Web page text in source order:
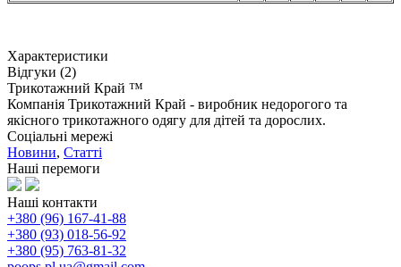
Характеристики
Відгуки (2)
Трикотажний Край ™
Компанія Трикотажний Край - виробник недорогого та
якісного трикотажного одягу для дітей та дорослих.
Соціальні мережі
Новини, Статті
Наші перемоги
Наші контакти
+380 (96) 167-41-88
+380 (93) 018-56-92
+380 (95) 763-81-32